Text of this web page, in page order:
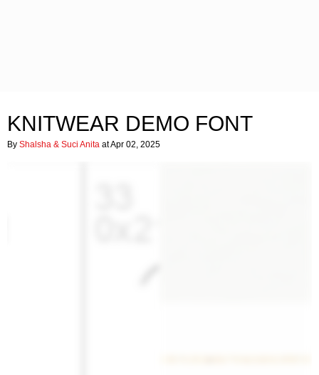
KNITWEAR DEMO FONT
By Shalsha & Suci Anita at Apr 02, 2025